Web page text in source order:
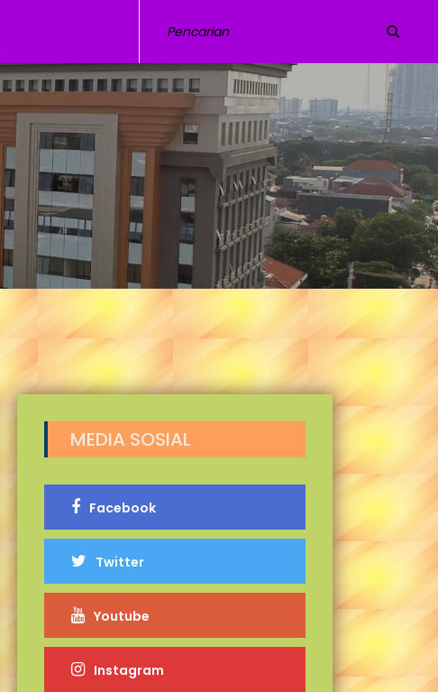
MEDIA SOSIAL
Facebook
Twitter
Youtube
Instagram